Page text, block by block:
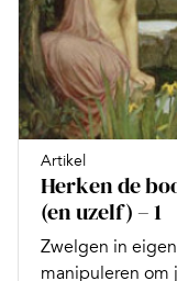
Artikel
Herken de
(en uzelf) – 1
Zwelgen in
manipuleren om